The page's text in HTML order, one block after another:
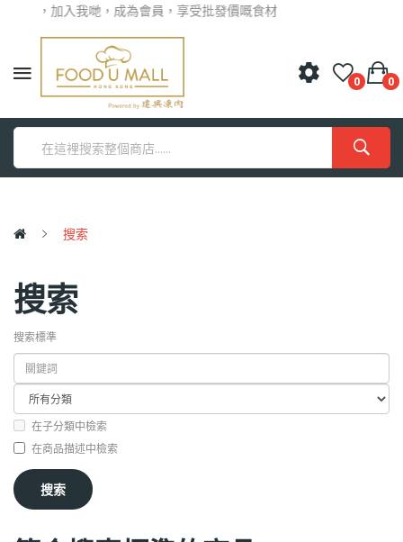
光臨，加入我哋，成為會員，享受批發價嘅食材
0 0
搜索
搜索
搜索標準
在子分類中檢索
在商品描述中檢索